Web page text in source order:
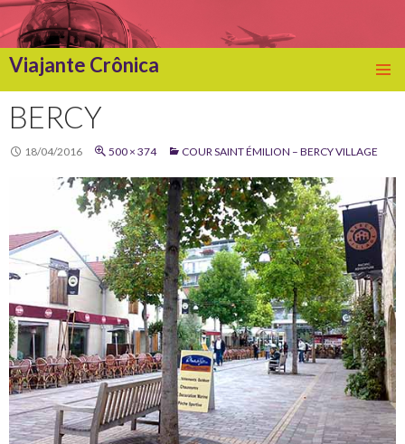
Viajante Crônica
TO
CONTENT
BERCY
18/04/2016 500 × 374 COUR SAINT ÉMILION – BERCY VILLAGE